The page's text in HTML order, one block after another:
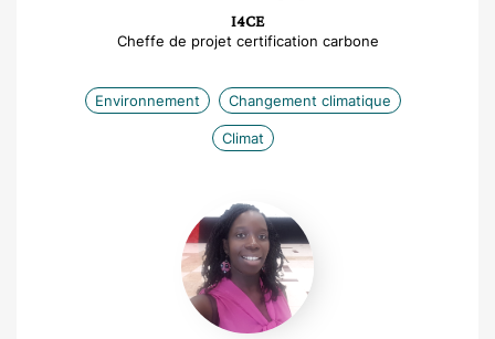
I4CE
Cheffe de projet certification carbone
Environnement Changement climatique
Climat
Aminata
Farima
Tidjani